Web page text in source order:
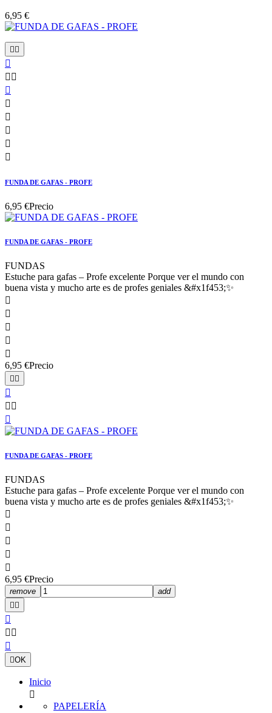
6,95 €


 






FUNDA DE GAFAS - PROFE
6,95 €Precio
FUNDA DE GAFAS - PROFE
FUNDAS
Estuche para gafas – Profe excelente Porque ver el mundo con
buena vista y mucho arte es de profes geniales &#x1f453;✨





6,95 €Precio


 

FUNDA DE GAFAS - PROFE
FUNDAS
Estuche para gafas – Profe excelente Porque ver el mundo con
buena vista y mucho arte es de profes geniales &#x1f453;✨





6,95 €Precio
remove
add


 

OK
Inicio

PAPELERÍA